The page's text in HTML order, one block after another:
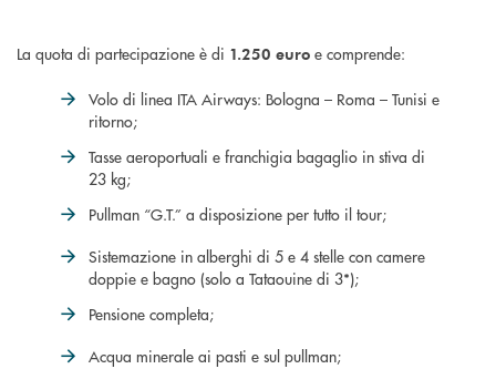
La quota di partecipazione è di 1.250 euro e comprende:
Volo di linea ITA Airways: Bologna – Roma – Tunisi e
ritorno;
Tasse aeroportuali e franchigia bagaglio in stiva di
23 kg;
Pullman “G.T.” a disposizione per tutto il tour;
Sistemazione in alberghi di 5 e 4 stelle con camere
doppie e bagno (solo a Tataouine di 3*);
Pensione completa;
Acqua minerale ai pasti e sul pullman;